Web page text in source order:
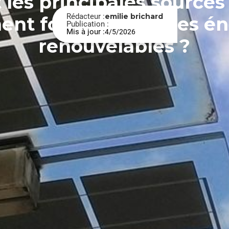
Photo deAsia Chang
fonctionnent les
renouvelables ?
Rédacteur :emilie brichard
Publication :
Mis à jour :4/5/2026